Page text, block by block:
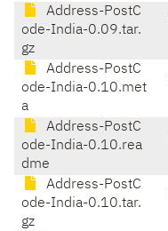
Address-PostC
ode-India-0.09.tar.
gz
Address-PostC
ode-India-0.10.met
a
Address-PostC
ode-India-0.10.rea
dme
Address-PostC
ode-India-0.10.tar.
gz